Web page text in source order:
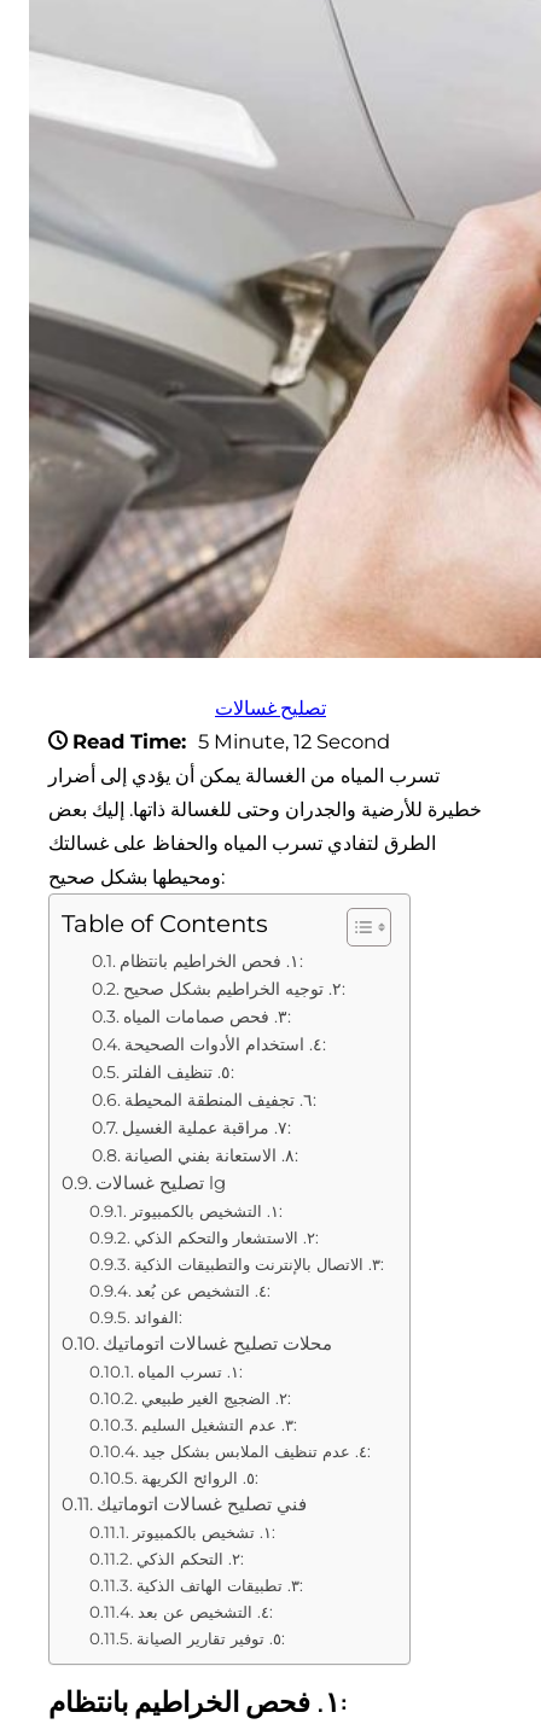
تصليح غسالات
Read Time: 5 Minute, 12 Second
تسرب المياه من الغسالة يمكن أن يؤدي إلى أضرار
خطيرة للأرضية والجدران وحتى للغسالة ذاتها. إليك بعض
الطرق لتفادي تسرب المياه والحفاظ على غسالتك
ومحيطها بشكل صحيح:
Table of Contents
١. فحص الخراطيم بانتظام:
٢. توجيه الخراطيم بشكل صحيح:
٣. فحص صمامات المياه:
٤. استخدام الأدوات الصحيحة:
٥. تنظيف الفلتر:
٦. تجفيف المنطقة المحيطة:
٧. مراقبة عملية الغسيل:
٨. الاستعانة بفني الصيانة:
تصليح غسالات lg
١. التشخيص بالكمبيوتر:
٢. الاستشعار والتحكم الذكي:
٣. الاتصال بالإنترنت والتطبيقات الذكية:
٤. التشخيص عن بُعد:
الفوائد:
محلات تصليح غسالات اتوماتيك
١. تسرب المياه:
٢. الضجيج الغير طبيعي:
٣. عدم التشغيل السليم:
٤. عدم تنظيف الملابس بشكل جيد:
٥. الروائح الكريهة:
فني تصليح غسالات اتوماتيك
١. تشخيص بالكمبيوتر:
٢. التحكم الذكي:
٣. تطبيقات الهاتف الذكية:
٤. التشخيص عن بعد:
٥. توفير تقارير الصيانة:
١. فحص الخراطيم بانتظام: